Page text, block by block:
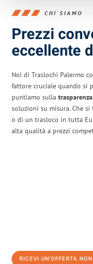
CHI SIAMO
Prezzi
eccellente
Noi di Traslochi Palermo
fattore cruciale quando si
puntiamo sulla
soluzioni su misura. Che
o di un trasloco in tutta
alta qualità a prezzi
RICEVI UN'OFFERTA